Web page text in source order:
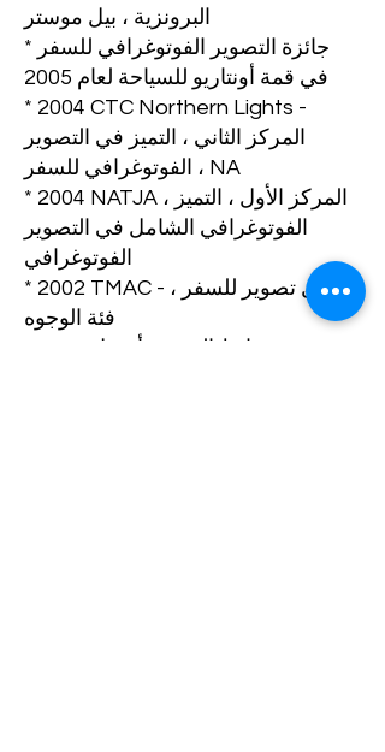
البرونزية ، بيل موستر
* جائزة التصوير الفوتوغرافي للسفر
في قمة أونتاريو للسياحة لعام 2005
* 2004 CTC Northern Lights -
المركز الثاني ، التميز في التصوير
الفوتوغرافي للسفر ، NA
* 2004 NATJA ، المركز الأول ، التميز
الفوتوغرافي الشامل في التصوير
الفوتوغرافي
* 2002 TMAC - أفضل تصوير للسفر ،
فئة الوجوه